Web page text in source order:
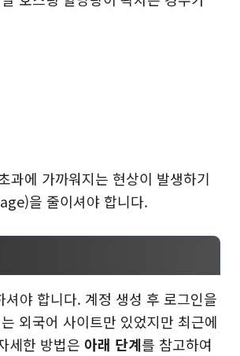
과에 가까워지는 현상이 발생하기
을 줄이셔야 합니다.
야 합니다. 계정 생성 후 로그인을
외국어 사이트만 있었지만 최근에
세한 방법은 아래 단계를 참고하여